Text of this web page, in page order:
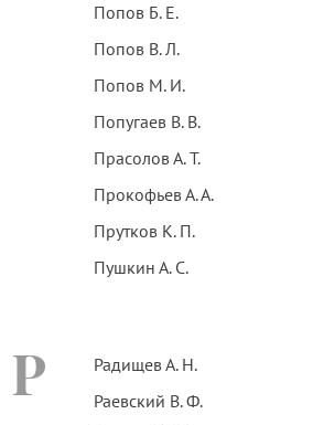
Попов Б. Е.
Попов В. Л.
Попов М. И.
Попугаев В. В.
Прасолов А. Т.
Прокофьев А. А.
Прутков К. П.
Пушкин А. С.
Р
Радищев А. Н.
Раевский В. Ф.